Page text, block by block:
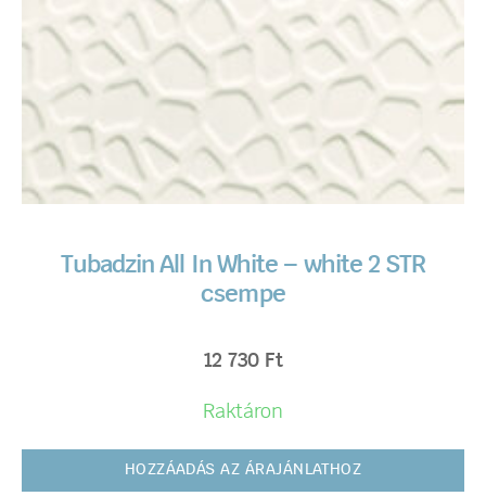
Tubadzin All In White – white 2 STR
csempe
12 730 Ft
Raktáron
HOZZÁADÁS AZ ÁRAJÁNLATHOZ